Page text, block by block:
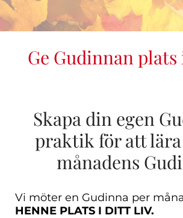
Ge Gudinnan
Skapa din egen
praktik för att
månadens
Vi möter en Gudinna per
HENNE PLATS I DITT LIV.